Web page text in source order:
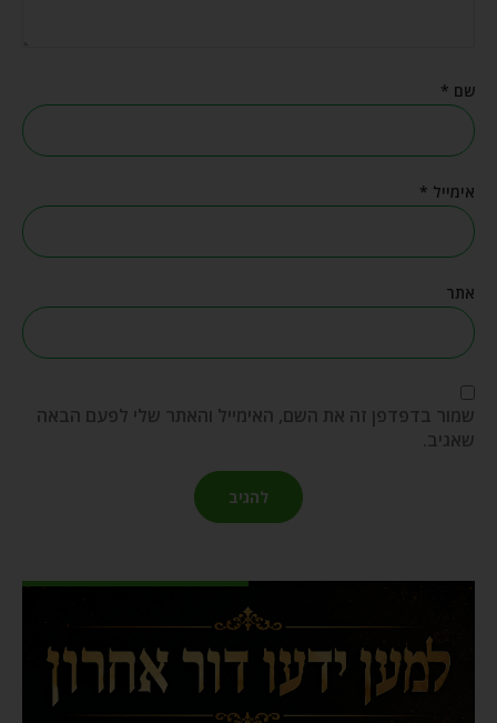
שם *
אימייל *
אתר
שמור בדפדפן זה את השם, האימייל והאתר שלי לפעם הבאה
שאגיב.